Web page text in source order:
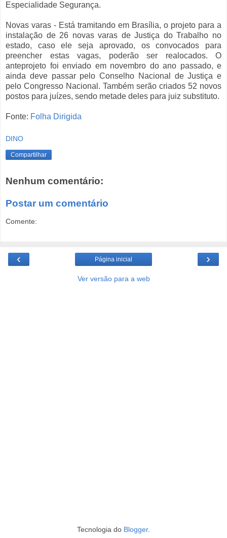
Especialidade Segurança.
Novas varas - Está tramitando em Brasília, o projeto para a
instalação de 26 novas varas de Justiça do Trabalho no
estado, caso ele seja aprovado, os convocados para
preencher estas vagas, poderão ser realocados. O
anteprojeto foi enviado em novembro do ano passado, e
ainda deve passar pelo Conselho Nacional de Justiça e
pelo Congresso Nacional. Também serão criados 52 novos
postos para juízes, sendo metade deles para juiz substituto.
Fonte: Folha Dirigida
DINO
Compartilhar
Nenhum comentário:
Postar um comentário
Comente:
‹ ›
Página inicial
Ver versão para a web
Tecnologia do Blogger.